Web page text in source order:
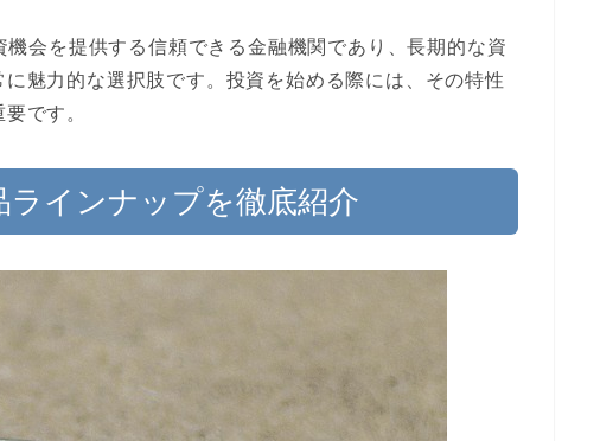
会を提供する信頼できる金融機関であり、長期的な資
魅力的な選択肢です。投資を始める際には、その特性
です。
ラインナップを徹底紹介